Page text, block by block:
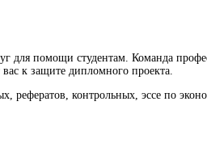
для помощи студентам. Команда
к защите дипломного проекта.
рефератов, контрольных, эссе по